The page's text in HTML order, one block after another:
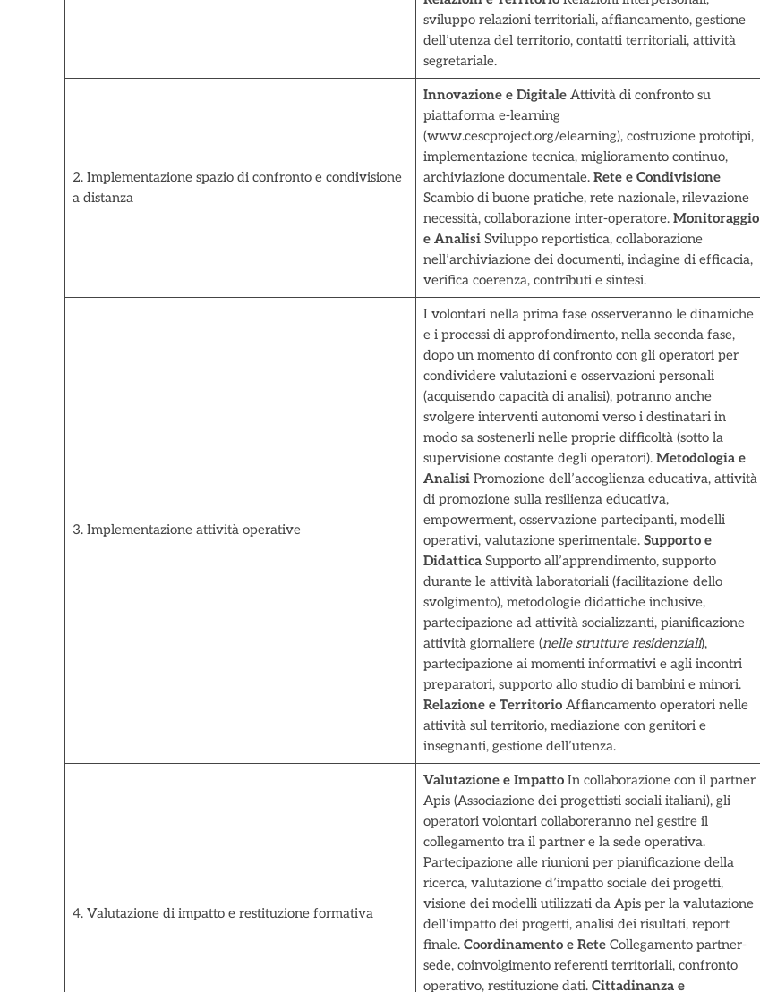
sviluppo relazioni territoriali, affiancamento, gestione
dell’utenza del territorio, contatti territoriali, attività
segretariale.
2. Implementazione spazio di confronto e condivisione
a distanza
Innovazione e DigitaleAttività di confronto su
piattaforma e-learning
(www.cescproject.org/elearning), costruzione prototipi,
implementazione tecnica, miglioramento continuo,
archiviazione documentale. Rete e Condivisione
Scambio di buone pratiche, rete nazionale, rilevazione
necessità, collaborazione inter-operatore. Monitoraggio
e AnalisiSviluppo reportistica, collaborazione
nell’archiviazione dei documenti, indagine di efficacia,
verifica coerenza, contributi e sintesi.
3. Implementazione attività operative
I volontari nella prima fase osserveranno le dinamiche
e i processi di approfondimento, nella seconda fase,
dopo un momento di confronto con gli operatori per
condividere valutazioni e osservazioni personali
(acquisendo capacità di analisi), potranno anche
svolgere interventi autonomi verso i destinatari in
modo sa sostenerli nelle proprie difficoltà (sotto la
supervisione costante degli operatori). Metodologia e
AnalisiPromozione dell’accoglienza educativa, attività
di promozione sulla resilienza educativa,
empowerment, osservazione partecipanti, modelli
operativi, valutazione sperimentale. Supporto e
DidatticaSupporto all’apprendimento, supporto
durante le attività laboratoriali (facilitazione dello
svolgimento), metodologie didattiche inclusive,
partecipazione ad attività socializzanti, pianificazione
attività giornaliere (nelle strutture residenziali),
partecipazione ai momenti informativi e agli incontri
preparatori, supporto allo studio di bambini e minori.
Relazione e TerritorioAffiancamento operatori nelle
attività sul territorio, mediazione con genitori e
insegnanti, gestione dell’utenza.
4. Valutazione di impatto e restituzione formativa
Valutazione e ImpattoIn collaborazione con il partner
Apis (Associazione dei progettisti sociali italiani), gli
operatori volontari collaboreranno nel gestire il
collegamento tra il partner e la sede operativa.
Partecipazione alle riunioni per pianificazione della
ricerca, valutazione d’impatto sociale dei progetti,
visione dei modelli utilizzati da Apis per la valutazione
dell’impatto dei progetti, analisi dei risultati, report
finale. Coordinamento e ReteCollegamento partner-
sede, coinvolgimento referenti territoriali, confronto
operativo, restituzione dati. Cittadinanza e